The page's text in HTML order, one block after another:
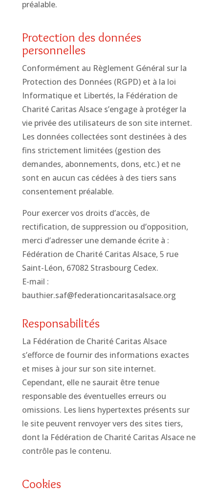
préalable.
Protection des données
personnelles
Conformément au Règlement Général sur la
Protection des Données (RGPD) et à la loi
Informatique et Libertés, la Fédération de
Charité Caritas Alsace s’engage à protéger la
vie privée des utilisateurs de son site internet.
Les données collectées sont destinées à des
fins strictement limitées (gestion des
demandes, abonnements, dons, etc.) et ne
sont en aucun cas cédées à des tiers sans
consentement préalable.
Pour exercer vos droits d’accès, de
rectification, de suppression ou d’opposition,
merci d’adresser une demande écrite à :
Fédération de Charité Caritas Alsace, 5 rue
Saint-Léon, 67082 Strasbourg Cedex.
E-mail :
bauthier.saf@federationcaritasalsace.org
Responsabilités
La Fédération de Charité Caritas Alsace
s’efforce de fournir des informations exactes
et mises à jour sur son site internet.
Cependant, elle ne saurait être tenue
responsable des éventuelles erreurs ou
omissions. Les liens hypertextes présents sur
le site peuvent renvoyer vers des sites tiers,
dont la Fédération de Charité Caritas Alsace ne
contrôle pas le contenu.
Cookies